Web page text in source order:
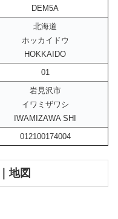
DEM5A
北海道
ホッカイドウ
HOKKAIDO
01
岩見沢市
イワミザワシ
IWAMIZAWA SHI
012100174004
地図